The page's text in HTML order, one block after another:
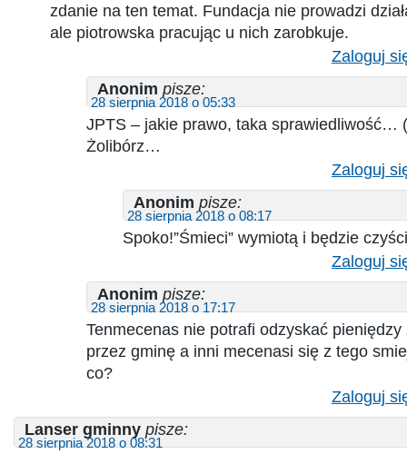
zdanie na ten temat. Fundacja nie prowadzi
ale piotrowska pracując u nich zarobkuje.
Zaloguj
Anonim pisze:
28 sierpnia 2018 o 05:33
JPTS – jakie prawo, taka sprawiedliwość…
Żolibórz…
Zaloguj
Anonim pisze:
28 sierpnia 2018 o 08:17
Spoko!”Śmieci” wymiotą i będzie
Zaloguj
Anonim pisze:
28 sierpnia 2018 o 17:17
Tenmecenas nie potrafi odzyskać
przez gminę a inni mecenasi się z tego
co?
Zaloguj
Lanser gminny pisze:
28 sierpnia 2018 o 08:31